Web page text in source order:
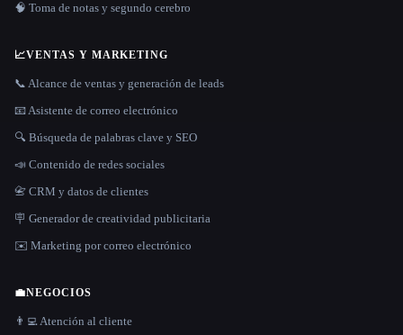
🧠 Toma de notas y segundo cerebro
📈VENTAS Y MARKETING
📞 Alcance de ventas y generación de leads
📧 Asistente de correo electrónico
🔍 Búsqueda de palabras clave y SEO
📣 Contenido de redes sociales
📇 CRM y datos de clientes
🪧 Generador de creatividad publicitaria
✉️ Marketing por correo electrónico
💼NEGOCIOS
👨‍💻 Atención al cliente